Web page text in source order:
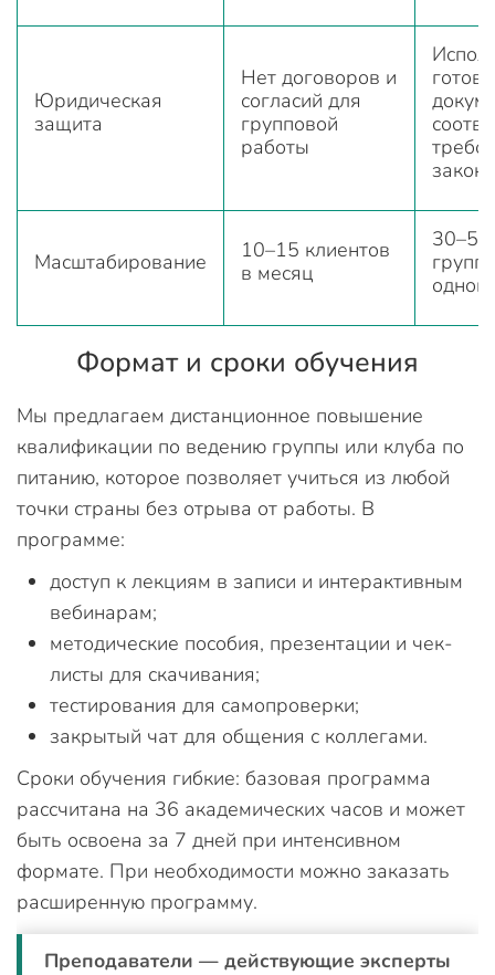
Юридическая
защита
Нет договоров и
согласий для
групповой
работы
Масштабирование
10–15 клиентов
в месяц
30–50
групп
Формат и сроки обучения
Мы предлагаем дистанционное повышение
квалификации по ведению группы или клуба по
питанию, которое позволяет учиться из любой
точки страны без отрыва от работы. В
программе:
доступ к лекциям в записи и интерактивным
вебинарам;
методические пособия, презентации и чек-
листы для скачивания;
тестирования для самопроверки;
закрытый чат для общения с коллегами.
Сроки обучения гибкие: базовая программа
рассчитана на 36 академических часов и может
быть освоена за 7 дней при интенсивном
формате. При необходимости можно заказать
расширенную программу.
Преподаватели — действующие эксперты